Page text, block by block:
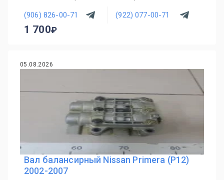
(906) 826-00-71 (922) 077-00-71
1 700
05.08.2026
Вал балансирный Nissan Primera (P12)
2002-2007